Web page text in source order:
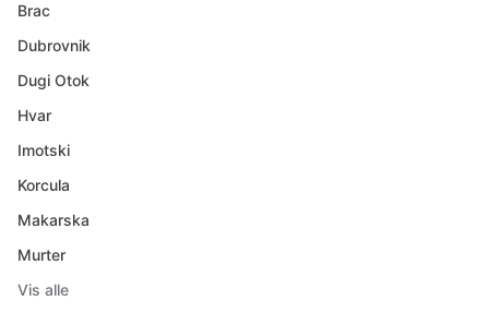
Brac
Dubrovnik
Dugi Otok
Hvar
Imotski
Korcula
Makarska
Murter
Vis alle